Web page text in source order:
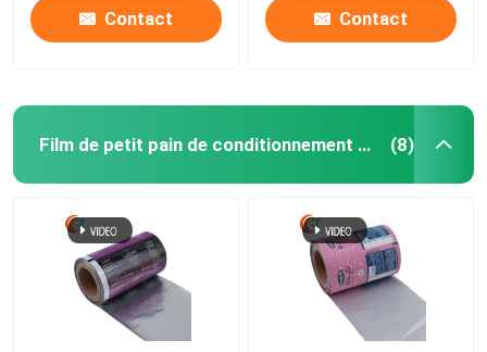
Contact Contact
Film de petit pain de conditionnement en plastique (8)